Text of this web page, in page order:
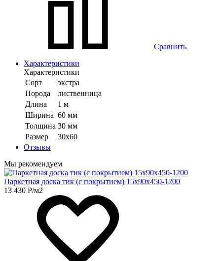
Сравнить
Характеристики
Характеристики
Сорт
экстра
Порода
лиственница
Длина
1 м
Ширина 60 мм
Толщина 30 мм
Размер
30х60
Отзывы
Мы рекомендуем
Паркетная доска тик (с покрытием) 15х90х450-1200
13 430 Р/м2